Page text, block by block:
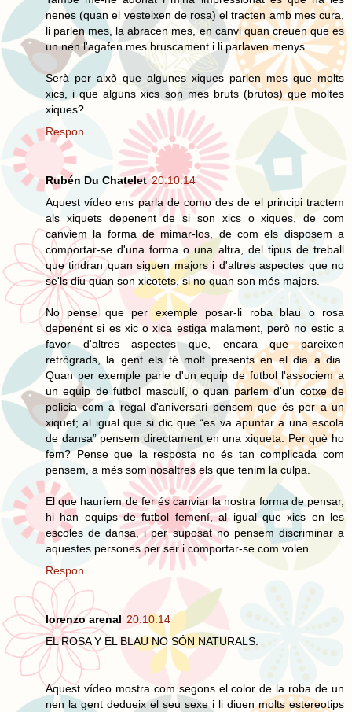
nenes (quan el vesteixen de rosa) el tracten amb mes cura,
li parlen mes, la abracen mes, en canvi quan creuen que es
un nen l'agafen mes bruscament i li parlaven menys.
Serà per això que algunes xiques parlen mes que molts
xics, i que alguns xics son mes bruts (brutos) que moltes
xiques?
Respon
Rubén Du Chatelet 20.10.14
Aquest vídeo ens parla de como des de el principi tractem
als xiquets depenent de si son xics o xiques, de com
canviem la forma de mimar-los, de com els disposem a
comportar-se d'una forma o una altra, del tipus de treball
que tindran quan siguen majors i d'altres aspectes que no
se'ls diu quan son xicotets, si no quan son més majors.
No pense que per exemple posar-li roba blau o rosa
depenent si es xic o xica estiga malament, però no estic a
favor d'altres aspectes que, encara que pareixen
retrògrads, la gent els té molt presents en el dia a dia.
Quan per exemple parle d'un equip de futbol l'associem a
un equip de futbol masculí, o quan parlem d'un cotxe de
policia com a regal d'aniversari pensem que és per a un
xiquet; al igual que si dic que “es va apuntar a una escola
de dansa” pensem directament en una xiqueta. Per què ho
fem? Pense que la resposta no és tan complicada com
pensem, a més som nosaltres els que tenim la culpa.
El que hauríem de fer és canviar la nostra forma de pensar,
hi han equips de futbol femení, al igual que xics en les
escoles de dansa, i per suposat no pensem discriminar a
aquestes persones per ser i comportar-se com volen.
Respon
lorenzo arenal 20.10.14
EL ROSA Y EL BLAU NO SÓN NATURALS.
Aquest vídeo mostra com segons el color de la roba de un
nen la gent dedueix el seu sexe i li diuen molts estereotips